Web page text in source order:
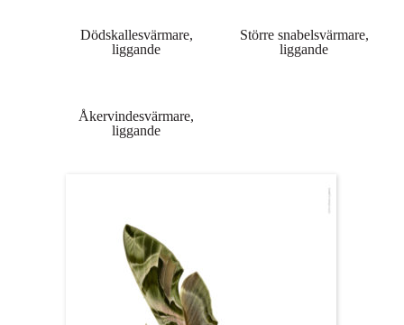
Dödskallesvärmare,
liggande
Större snabelsvärmare,
liggande
Åkervindesvärmare,
liggande